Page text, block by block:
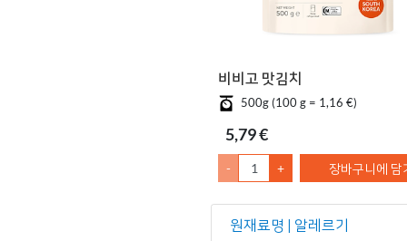
비비고 맛김치
500g (100 g = 1,16 €)
5,79 €
- + 장바구니에 담
원재료명 | 알레르기